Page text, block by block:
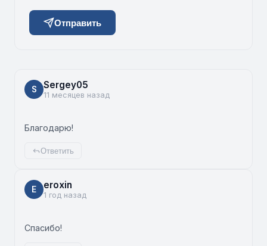
Отправить
S Sergey05
11 месяцев назад
Благодарю!
Ответить
E eroxin
1 год назад
Спасибо!